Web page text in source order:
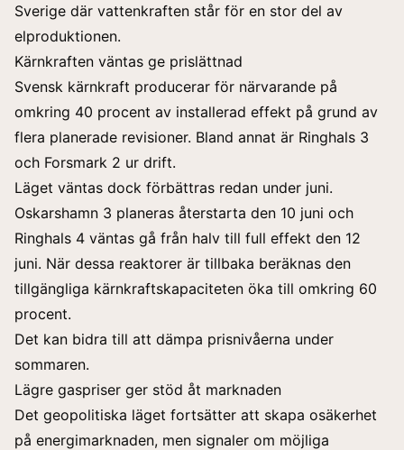
Sverige där vattenkraften står för en stor del av
elproduktionen.
Kärnkraften väntas ge prislättnad
Svensk kärnkraft producerar för närvarande på
omkring 40 procent av installerad effekt på grund av
flera planerade revisioner. Bland annat är Ringhals 3
och Forsmark 2 ur drift.
Läget väntas dock förbättras redan under juni.
Oskarshamn 3 planeras återstarta den 10 juni och
Ringhals 4 väntas gå från halv till full effekt den 12
juni. När dessa reaktorer är tillbaka beräknas den
tillgängliga kärnkraftskapaciteten öka till omkring 60
procent.
Det kan bidra till att dämpa prisnivåerna under
sommaren.
Lägre gaspriser ger stöd åt marknaden
Det geopolitiska läget fortsätter att skapa osäkerhet
på energimarknaden, men signaler om möjliga